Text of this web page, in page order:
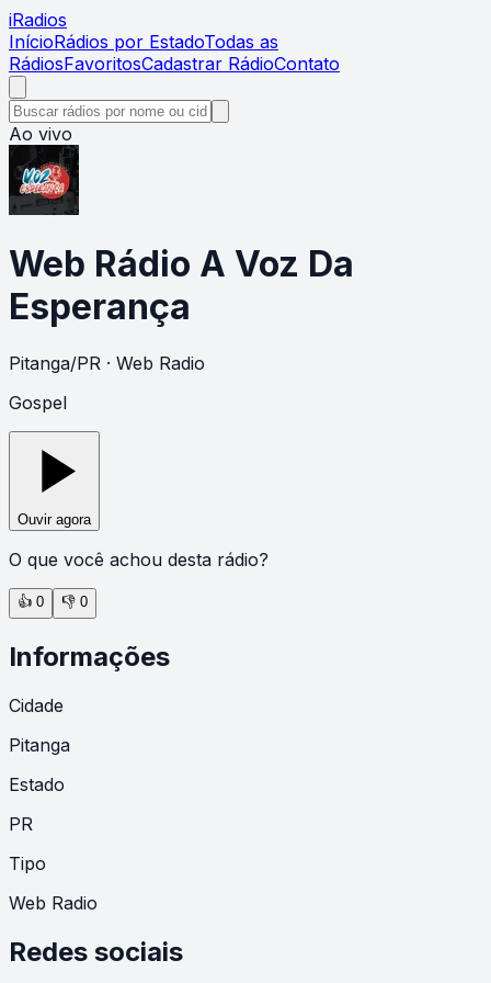
iRadios
InícioRádios por EstadoTodas as
RádiosFavoritosCadastrar RádioContato
Ao vivo
Web Rádio A Voz Da
Esperança
Pitanga/PR · Web Radio
Gospel
Ouvir agora
O que você achou desta rádio?
👍 0 👎 0
Informações
Cidade
Pitanga
Estado
PR
Tipo
Web Radio
Redes sociais